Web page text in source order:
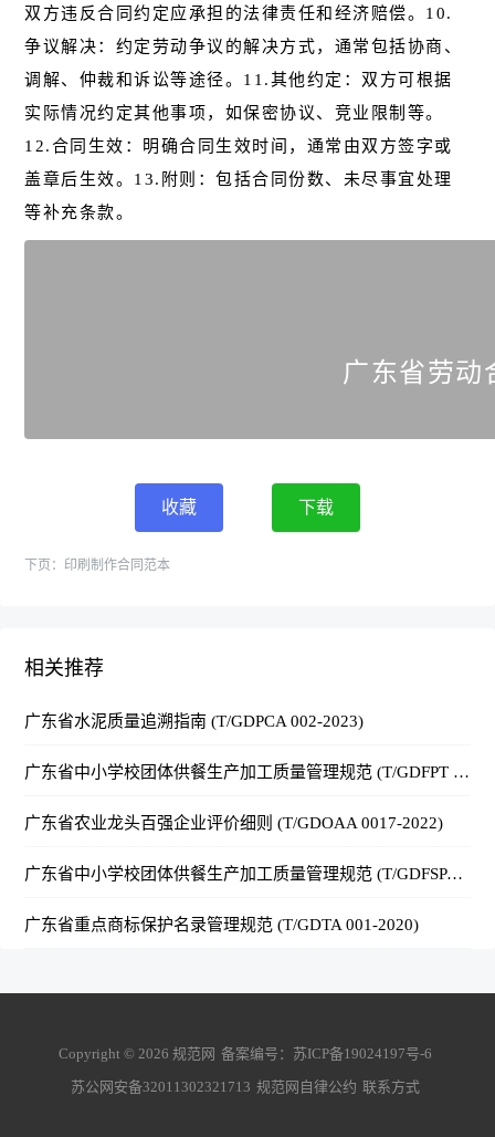
双方违反合同约定应承担的法律责任和经济赔偿。10.
争议解决：约定劳动争议的解决方式，通常包括协商、
调解、仲裁和诉讼等途径。11.其他约定：双方可根据
实际情况约定其他事项，如保密协议、竞业限制等。
12.合同生效：明确合同生效时间，通常由双方签字或
盖章后生效。13.附则：包括合同份数、未尽事宜处理
等补充条款。
广东省劳动
收藏 下载
下页： 印刷制作合同范本
相关推荐
广东省水泥质量追溯指南 (T/GDPCA 002-2023)
广东省中小学校团体供餐生产加工质量管理规范 (T/GDFPT 0027-2021)
广东省农业龙头百强企业评价细则 (T/GDOAA 0017-2022)
广东省中小学校团体供餐生产加工质量管理规范 (T/GDFSPA 0004-2021)
广东省重点商标保护名录管理规范 (T/GDTA 001-2020)
Copyright © 2026 规范网 备案编号： 苏ICP备19024197号-6
苏公网安备32011302321713 规范网自律公约 联系方式